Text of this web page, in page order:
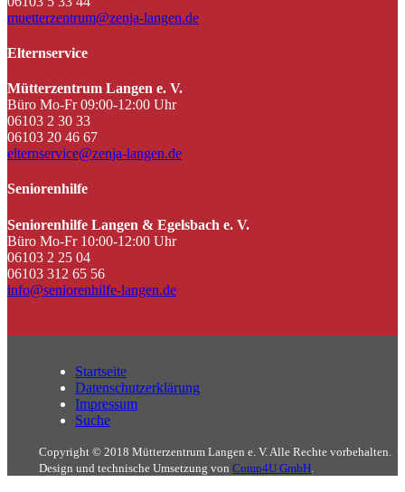
muetterzentrum@zenja-langen.de
Elternservice
Mütterzentrum Langen e. V.
Büro Mo-Fr 09:00-12:00 Uhr
06103 2 30 33
06103 20 46 67
elternservice@zenja-langen.de
Seniorenhilfe
Seniorenhilfe Langen & Egelsbach e. V.
Büro Mo-Fr 10:00-12:00 Uhr
06103 2 25 04
06103 312 65 56
info@seniorenhilfe-langen.de
Startseite
Datenschutzerklärung
Impressum
Suche
Copyright © 2018 Mütterzentrum Langen e. V. Alle Rechte vorbehalten.
Design und technische Umsetzung von Comp4U GmbH